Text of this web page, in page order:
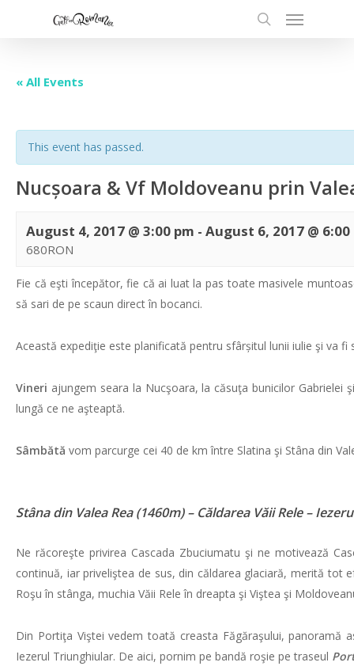
« All Events
This event has passed.
Nucșoara & Vf Moldoveanu prin
August 4, 2017 @ 3:00 pm - August 6, 2017 @ 6:00
680RON
Fie că eşti începător, fie că ai luat la pas toate masivele
să sari de pe scaun direct în bocanci.
Această expediţie este planificată pentru sfârșitul lunii iulie şi va fi
Vineri ajungem seara la Nucşoara, la căsuţa bunicilor Gabrielei
lungă ce ne aşteaptă.
Sâmbătă vom parcurge cei 40 de km între Slatina şi Stâna din
Stâna din Valea Rea (1460m) – Căldarea Văii Rele –
Ne răcoreşte privirea Cascada Zbuciumatu şi ne motivează
continuă, iar priveliştea de sus, din căldarea glaciară, merită tot
Roşu în stânga, muchia Văii Rele în dreapta şi Viştea şi
Din Portiţa Viştei vedem toată creasta Făgăraşului, panoramă
Iezerul Triunghiular. De aici, pornim pe bandă roşie pe traseul